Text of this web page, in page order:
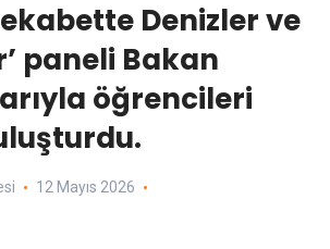
Denizler ve
paneli Bakan
öğrencileri
12 Mayıs 2026